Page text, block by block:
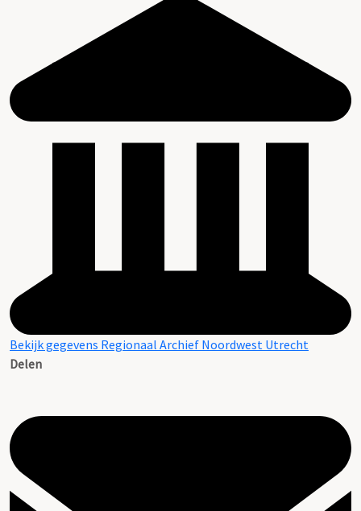
Bekijk gegevens Regionaal Archief Noordwest Utrecht
Delen